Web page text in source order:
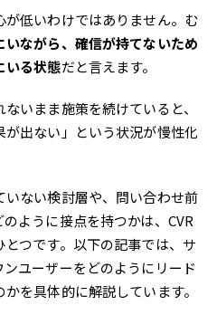
低いわけではありません。む
ながら、確信が持てないため
いる状態だと言えます。
いまま施策を続けていると、
が出ない」という状況が慢性化
ない検討層や、問い合わせ前
ように接点を持つかは、CVR
つです。以下の記事では、サ
ユーザーをどのようにリード
を具体的に解説しています。